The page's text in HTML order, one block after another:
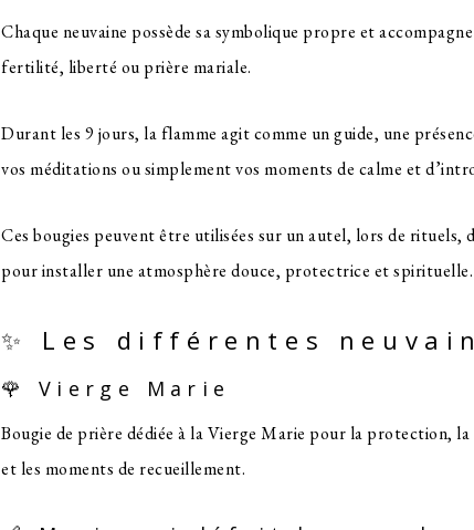
Chaque neuvaine possède sa symbolique propre et
fertilité, liberté ou prière mariale.
Durant les 9 jours, la flamme agit comme un guide, une
vos méditations ou simplement vos moments de calme et
Ces bougies peuvent être utilisées sur un autel, lors de rituels,
pour installer une atmosphère douce, protectrice et spirituelle.
✨ Les différentes
🌹 Vierge Marie
Bougie de prière dédiée à la Vierge Marie pour la protection,
et les moments de recueillement.